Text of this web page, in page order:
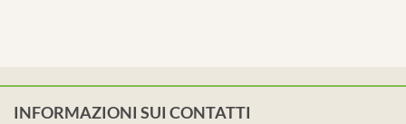
INFORMAZIONI SUI CONTATTI